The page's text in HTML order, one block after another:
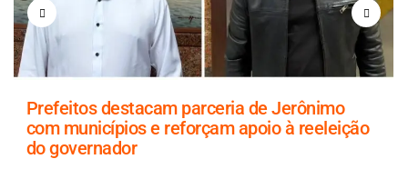
Prefeitos destacam parceria de Jerônimo
com municípios e reforçam apoio à reeleição
do governador